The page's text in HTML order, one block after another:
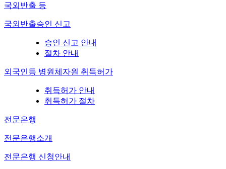
국외반출 등
국외반출승인 신고
승인 신고 안내
절차 안내
외국인등 병원체자원 취득허가
취득허가 안내
취득허가 절차
전문은행
전문은행소개
전문은행 신청안내